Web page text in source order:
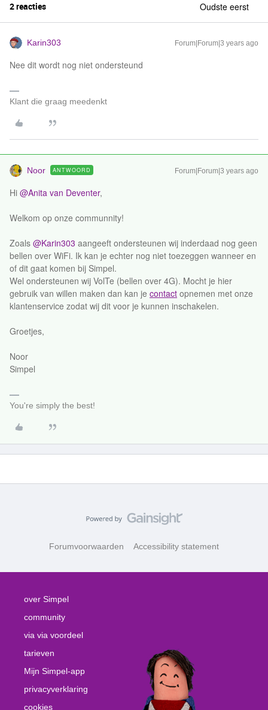
2 reacties Oudste eerst
Karin303 Forum|Forum|3 years ago
Nee dit wordt nog niet ondersteund
Klant die graag meedenkt
Noor ANTWOORD Forum|Forum|3 years ago
Hi @Anita van Deventer,
Welkom op onze communnity!
​​Zoals ​​​​ @Karin303 aangeeft ondersteunen wij inderdaad nog geen
bellen over WiFi. Ik kan je echter nog niet toezeggen wanneer en
of dit gaat komen bij Simpel.
Wel ondersteunen wij VolTe (bellen over 4G). Mocht je hier
gebruik van willen maken dan kan je contact opnemen met onze
klantenservice zodat wij dit voor je kunnen inschakelen.
Groetjes,
Noor
Simpel
You're simply the best!
Forumvoorwaarden Accessibility statement
over Simpel
community
via via voordeel
tarieven
Mijn Simpel-app
privacyverklaring
cookies